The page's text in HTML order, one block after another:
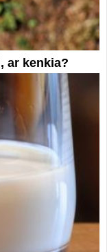
ar kenkia?